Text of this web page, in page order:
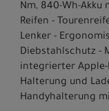
Nm, 840-Wh-Akku
Reifen -
Lenker -
Diebstahlschutz -
integrierter Apple-
Halterung und
Handyhalterung